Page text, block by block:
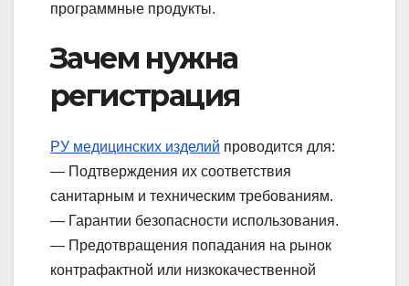
программные продукты.
Зачем нужна
регистрация
РУ медицинских изделий проводится для:
— Подтверждения их соответствия
санитарным и техническим требованиям.
— Гарантии безопасности использования.
— Предотвращения попадания на рынок
контрафактной или низкокачественной